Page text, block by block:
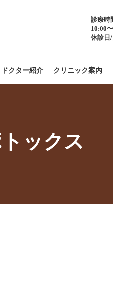
診療時
10:00
休診日
ドクター紹介 クリニック案内
ックス